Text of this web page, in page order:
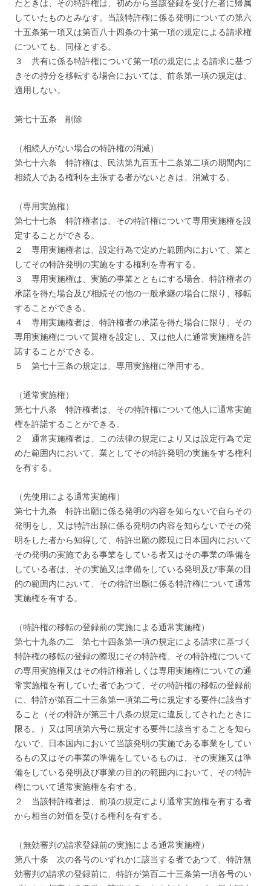
たときは、その特許権は、初めから当該登録を受けた者に帰属
していたものとみなす。当該特許権に係る発明についての第六
十五条第一項又は第百八十四条の十第一項の規定による請求権
についても、同様とする。
３ 共有に係る特許権について第一項の規定による請求に基づ
きその持分を移転する場合においては、前条第一項の規定は、
適用しない。
第七十五条 削除
（相続人がない場合の特許権の消滅）
第七十六条 特許権は、民法第九百五十二条第二項の期間内に
相続人である権利を主張する者がないときは、消滅する。
（専用実施権）
第七十七条 特許権者は、その特許権について専用実施権を設
定することができる。
２ 専用実施権者は、設定行為で定めた範囲内において、業と
してその特許発明の実施をする権利を専有する。
３ 専用実施権は、実施の事業とともにする場合、特許権者の
承諾を得た場合及び相続その他の一般承継の場合に限り、移転
することができる。
４ 専用実施権者は、特許権者の承諾を得た場合に限り、その
専用実施権について質権を設定し、又は他人に通常実施権を許
諾することができる。
５ 第七十三条の規定は、専用実施権に準用する。
（通常実施権）
第七十八条 特許権者は、その特許権について他人に通常実施
権を許諾することができる。
２ 通常実施権者は、この法律の規定により又は設定行為で定
めた範囲内において、業としてその特許発明の実施をする権利
を有する。
（先使用による通常実施権）
第七十九条 特許出願に係る発明の内容を知らないで自らその
発明をし、又は特許出願に係る発明の内容を知らないでその発
明をした者から知得して、特許出願の際現に日本国内において
その発明の実施である事業をしている者又はその事業の準備を
している者は、その実施又は準備をしている発明及び事業の目
的の範囲内において、その特許出願に係る特許権について通常
実施権を有する。
（特許権の移転の登録前の実施による通常実施権）
第七十九条の二 第七十四条第一項の規定による請求に基づく
特許権の移転の登録の際現にその特許権、その特許権について
の専用実施権又はその特許権若しくは専用実施権についての通
常実施権を有していた者であつて、その特許権の移転の登録前
に、特許が第百二十三条第一項第二号に規定する要件に該当す
ること（その特許が第三十八条の規定に違反してされたときに
限る。）又は同項第六号に規定する要件に該当することを知ら
ないで、日本国内において当該発明の実施である事業をしてい
るもの又はその事業の準備をしているものは、その実施又は準
備をしている発明及び事業の目的の範囲内において、その特許
権について通常実施権を有する。
２ 当該特許権者は、前項の規定により通常実施権を有する者
から相当の対価を受ける権利を有する。
（無効審判の請求登録前の実施による通常実施権）
第八十条 次の各号のいずれかに該当する者であつて、特許無
効審判の請求の登録前に、特許が第百二十三条第一項各号のい